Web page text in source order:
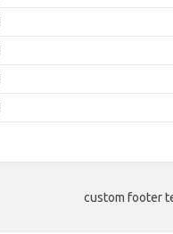
custom footer